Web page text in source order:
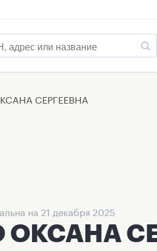
СЕРГЕЕВНА
на 21 декабря 2025